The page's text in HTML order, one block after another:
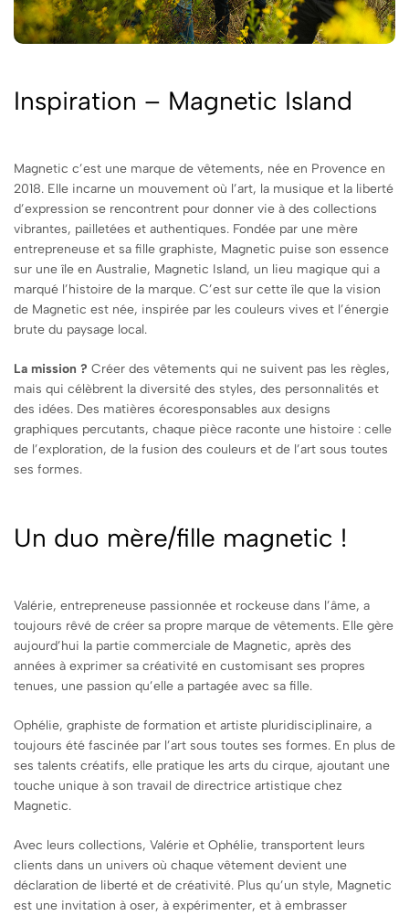
Inspiration – Magnetic Island
Magnetic c’est une marque de vêtements, née en Provence en
2018. Elle incarne un mouvement où l’art, la musique et la liberté
d’expression se rencontrent pour donner vie à des collections
vibrantes, pailletées et authentiques. Fondée par une mère
entrepreneuse et sa fille graphiste, Magnetic puise son essence
sur une île en Australie, Magnetic Island, un lieu magique qui a
marqué l’histoire de la marque. C’est sur cette île que la vision
de Magnetic est née, inspirée par les couleurs vives et l’énergie
brute du paysage local.
La mission ? Créer des vêtements qui ne suivent pas les règles,
mais qui célèbrent la diversité des styles, des personnalités et
des idées. Des matières écoresponsables aux designs
graphiques percutants, chaque pièce raconte une histoire : celle
de l’exploration, de la fusion des couleurs et de l’art sous toutes
ses formes.
Un duo mère/fille magnetic !
Valérie, entrepreneuse passionnée et rockeuse dans l’âme, a
toujours rêvé de créer sa propre marque de vêtements. Elle gère
aujourd’hui la partie commerciale de Magnetic, après des
années à exprimer sa créativité en customisant ses propres
tenues, une passion qu’elle a partagée avec sa fille.
Ophélie, graphiste de formation et artiste pluridisciplinaire, a
toujours été fascinée par l’art sous toutes ses formes. En plus de
ses talents créatifs, elle pratique les arts du cirque, ajoutant une
touche unique à son travail de directrice artistique chez
Magnetic.
Avec leurs collections, Valérie et Ophélie, transportent leurs
clients dans un univers où chaque vêtement devient une
déclaration de liberté et de créativité. Plus qu’un style, Magnetic
est une invitation à oser, à expérimenter, et à embrasser